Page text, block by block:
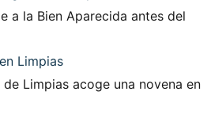
a la Bien Aparecida antes del
Limpias acoge una novena en